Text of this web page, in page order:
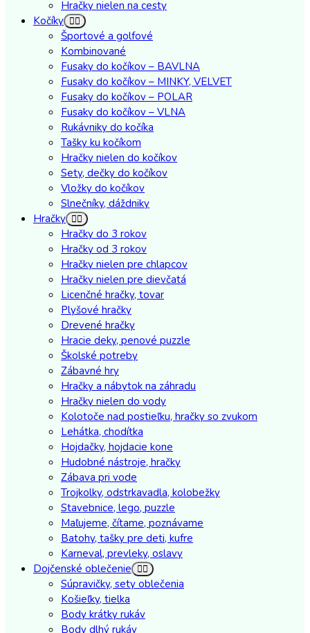
Hračky nielen na cesty
Kočíky
Športové a golfové
Kombinované
Fusaky do kočíkov – BAVLNA
Fusaky do kočíkov – MINKY, VELVET
Fusaky do kočíkov – POLAR
Fusaky do kočíkov – VLNA
Rukávniky do kočíka
Tašky ku kočíkom
Hračky nielen do kočíkov
Sety, dečky do kočíkov
Vložky do kočíkov
Slnečníky, dáždniky
Hračky
Hračky do 3 rokov
Hračky od 3 rokov
Hračky nielen pre chlapcov
Hračky nielen pre dievčatá
Licenčné hračky, tovar
Plyšové hračky
Drevené hračky
Hracie deky, penové puzzle
Školské potreby
Zábavné hry
Hračky a nábytok na záhradu
Hračky nielen do vody
Kolotoče nad postieľku, hračky so zvukom
Lehátka, chodítka
Hojdačky, hojdacie kone
Hudobné nástroje, hračky
Zábava pri vode
Trojkolky, odstrkavadla, kolobežky
Stavebnice, lego, puzzle
Maľujeme, čítame, poznávame
Batohy, tašky pre deti, kufre
Karneval, prevleky, oslavy
Dojčenské oblečenie
Súpravičky, sety oblečenia
Košieľky, tielka
Body krátky rukáv
Body dlhý rukáv